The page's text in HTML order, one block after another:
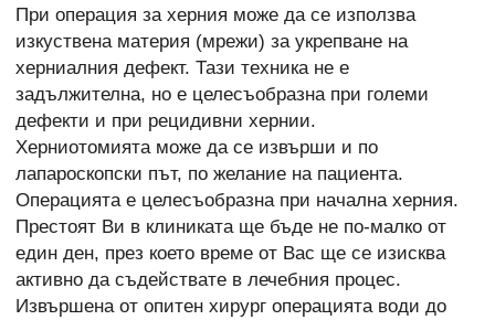
При операция за херния може да се използва
изкуствена материя (мрежи) за укрепване на
херниалния дефект. Тази техника не е
задължителна, но е целесъобразна при големи
дефекти и при рецидивни хернии.
Херниотомията може да се извърши и по
лапароскопски път, по желание на пациента.
Операцията е целесъобразна при начална херния.
Престоят Ви в клиниката ще бъде не по-малко от
един ден, през което време от Вас ще се изисква
активно да съдействате в лечебния процес.
Извършена от опитен хирург операцията води до